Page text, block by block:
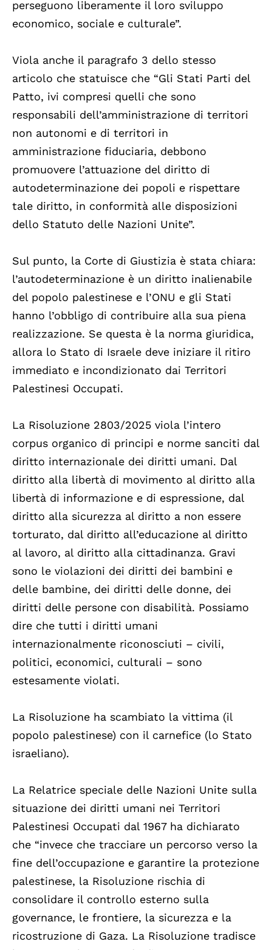
perseguono liberamente il loro sviluppo
economico, sociale e culturale”.
Viola anche il paragrafo 3 dello stesso
articolo che statuisce che “Gli Stati Parti del
Patto, ivi compresi quelli che sono
responsabili dell’amministrazione di territori
non autonomi e di territori in
amministrazione fiduciaria, debbono
promuovere l’attuazione del diritto di
autodeterminazione dei popoli e rispettare
tale diritto, in conformità alle disposizioni
dello Statuto delle Nazioni Unite”.
Sul punto, la Corte di Giustizia è stata chiara:
l’autodeterminazione è un diritto inalienabile
del popolo palestinese e l’ONU e gli Stati
hanno l’obbligo di contribuire alla sua piena
realizzazione. Se questa è la norma giuridica,
allora lo Stato di Israele deve iniziare il ritiro
immediato e incondizionato dai Territori
Palestinesi Occupati.
La Risoluzione 2803/2025 viola l’intero
corpus organico di principi e norme sanciti dal
diritto internazionale dei diritti umani. Dal
diritto alla libertà di movimento al diritto alla
libertà di informazione e di espressione, dal
diritto alla sicurezza al diritto a non essere
torturato, dal diritto all’educazione al diritto
al lavoro, al diritto alla cittadinanza. Gravi
sono le violazioni dei diritti dei bambini e
delle bambine, dei diritti delle donne, dei
diritti delle persone con disabilità. Possiamo
dire che tutti i diritti umani
internazionalmente riconosciuti – civili,
politici, economici, culturali – sono
estesamente violati.
La Risoluzione ha scambiato la vittima (il
popolo palestinese) con il carnefice (lo Stato
israeliano).
La Relatrice speciale delle Nazioni Unite sulla
situazione dei diritti umani nei Territori
Palestinesi Occupati dal 1967 ha dichiarato
che “invece che tracciare un percorso verso la
fine dell’occupazione e garantire la protezione
palestinese, la Risoluzione rischia di
consolidare il controllo esterno sulla
governance, le frontiere, la sicurezza e la
ricostruzione di Gaza. La Risoluzione tradisce